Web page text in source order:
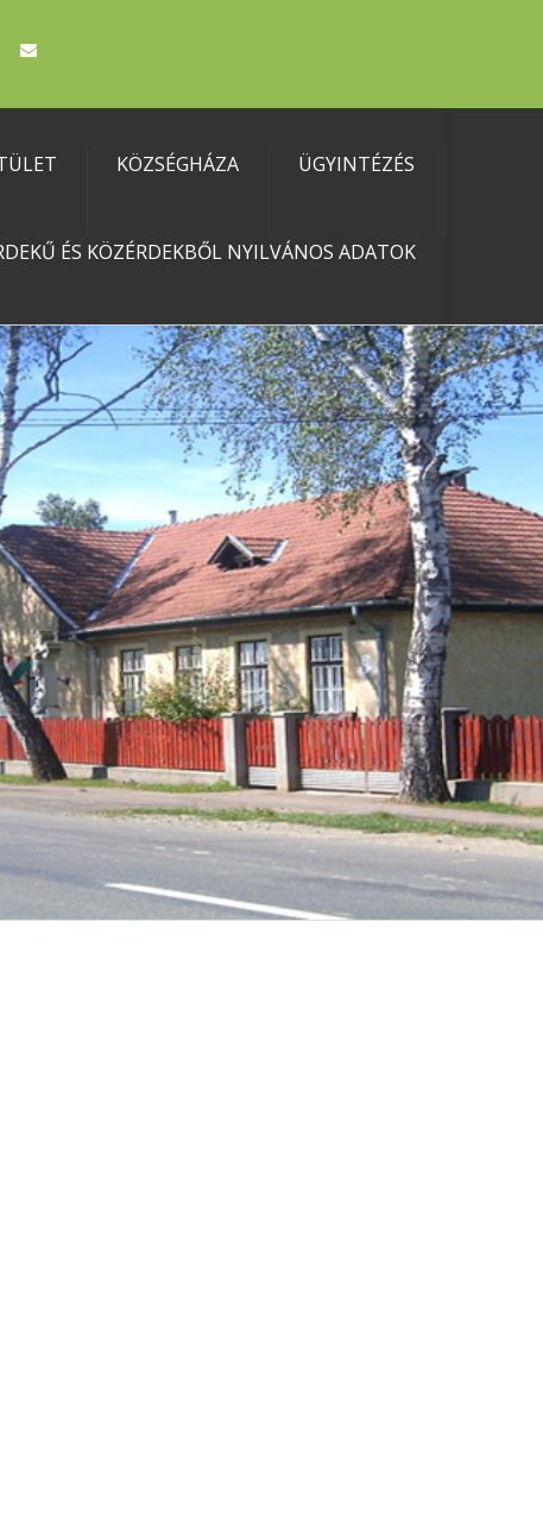
KÖZSÉGHÁZA ÜGYINTÉZÉS
ÉS KÖZÉRDEKBŐL NYILVÁNOS ADATOK